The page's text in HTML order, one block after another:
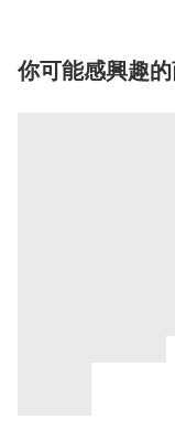
你可能感興趣